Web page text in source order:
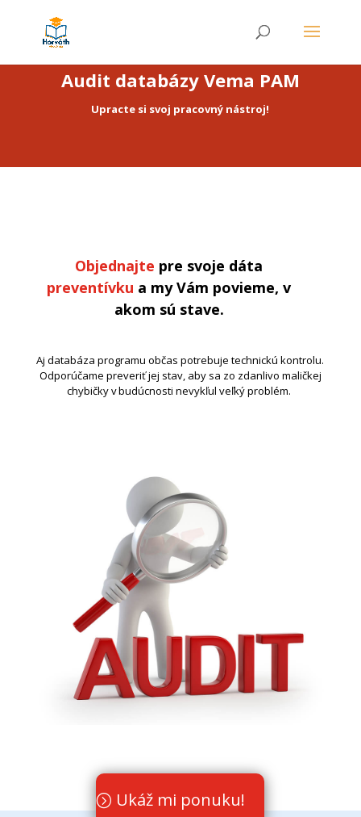
Audit databázy Vema PAM
Upracte si svoj pracovný nástroj!
Objednajte pre svoje dáta
preventívku a my Vám povieme, v
akom sú stave.
Aj databáza programu občas potrebuje technickú kontrolu.
Odporúčame preveriť jej stav, aby sa zo zdanlivo maličkej
chybičky v budúcnosti nevykľul veľký problém.
Ukáž mi ponuku!